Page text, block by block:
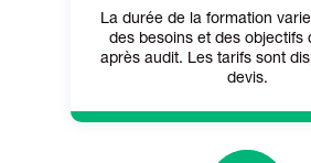
La durée de la formation
des besoins et des objectifs
après audit. Les tarifs sont
devis.